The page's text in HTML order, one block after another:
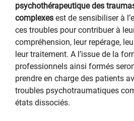
psychothérapeutique des
complexes est de sensibiliser à
ces troubles pour contribuer à
compréhension, leur repérage,
leur traitement. A l’issue de la
professionnels ainsi formés
prendre en charge des patients
troubles psychotraumatiques
états dissociés.